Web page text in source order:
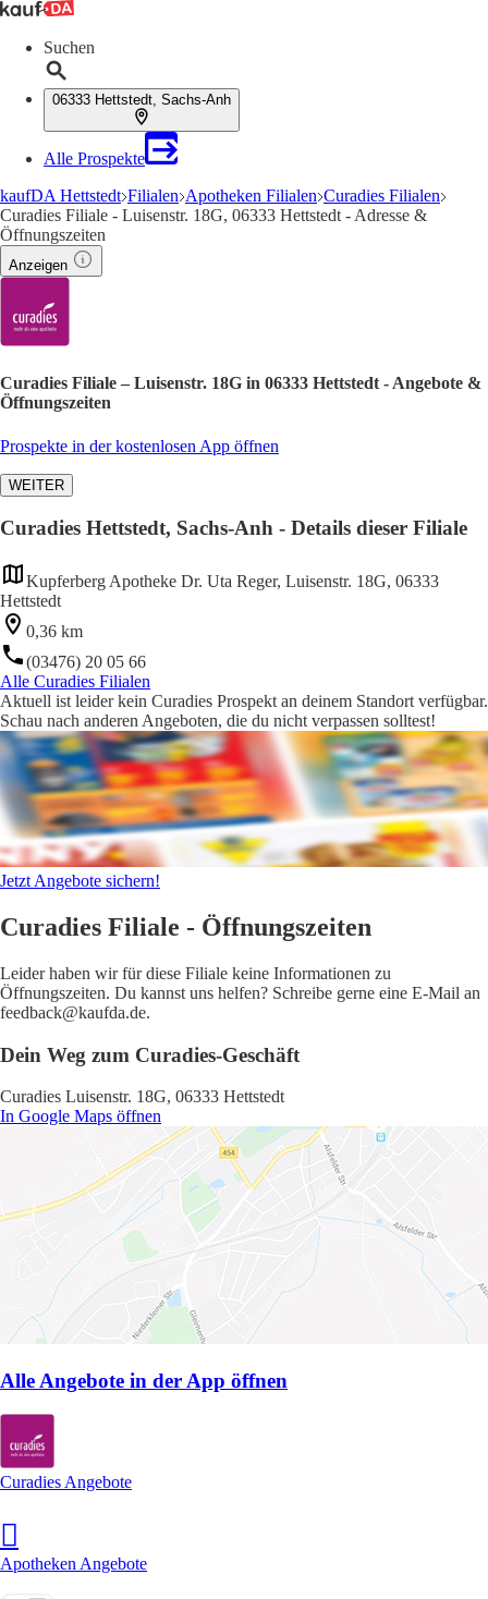
Suchen
06333 Hettstedt, Sachs-Anh
Alle Prospekte
kaufDA Hettstedt Filialen Apotheken Filialen Curadies Filialen
Curadies Filiale - Luisenstr. 18G, 06333 Hettstedt - Adresse &
Öffnungszeiten
Anzeigen
Curadies Filiale – Luisenstr. 18G in 06333 Hettstedt - Angebote &
Öffnungszeiten
Prospekte in der kostenlosen App öffnen
WEITER
Curadies Hettstedt, Sachs-Anh - Details dieser Filiale
Kupferberg Apotheke Dr. Uta Reger, Luisenstr. 18G, 06333
Hettstedt
0,36 km
(03476) 20 05 66
Alle Curadies Filialen
Aktuell ist leider kein Curadies Prospekt an deinem Standort verfügbar.
Schau nach anderen Angeboten, die du nicht verpassen solltest!
Jetzt Angebote sichern!
Curadies Filiale - Öffnungszeiten
Leider haben wir für diese Filiale keine Informationen zu
Öffnungszeiten. Du kannst uns helfen? Schreibe gerne eine E-Mail an
feedback@kaufda.de.
Dein Weg zum Curadies-Geschäft
Curadies Luisenstr. 18G, 06333 Hettstedt
In Google Maps öffnen
Alle Angebote in der App öffnen
Curadies Angebote
Apotheken Angebote